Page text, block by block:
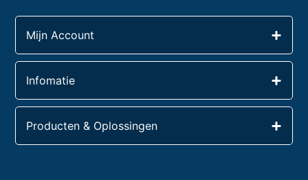
Mijn Account
Infomatie
Producten & Oplossingen